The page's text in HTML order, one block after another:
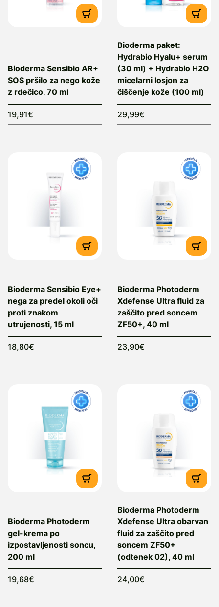
Bioderma Sensibio AR+
SOS pršilo za nego kože
z rdečico, 70 ml
19,91€
Bioderma paket:
Hydrabio Hyalu+ serum
(30 ml) + Hydrabio H2O
micelarni losjon za
čiščenje kože (100 ml)
29,99€
Bioderma Sensibio Eye+
nega za predel okoli oči
proti znakom
utrujenosti, 15 ml
18,80€
Bioderma Photoderm
Xdefense Ultra fluid za
zaščito pred soncem
ZF50+, 40 ml
23,90€
Bioderma Photoderm
gel-krema po
izpostavljenosti soncu,
200 ml
19,68€
Bioderma Photoderm
Xdefense Ultra obarvan
fluid za zaščito pred
soncem ZF50+
(odtenek 02), 40 ml
24,00€